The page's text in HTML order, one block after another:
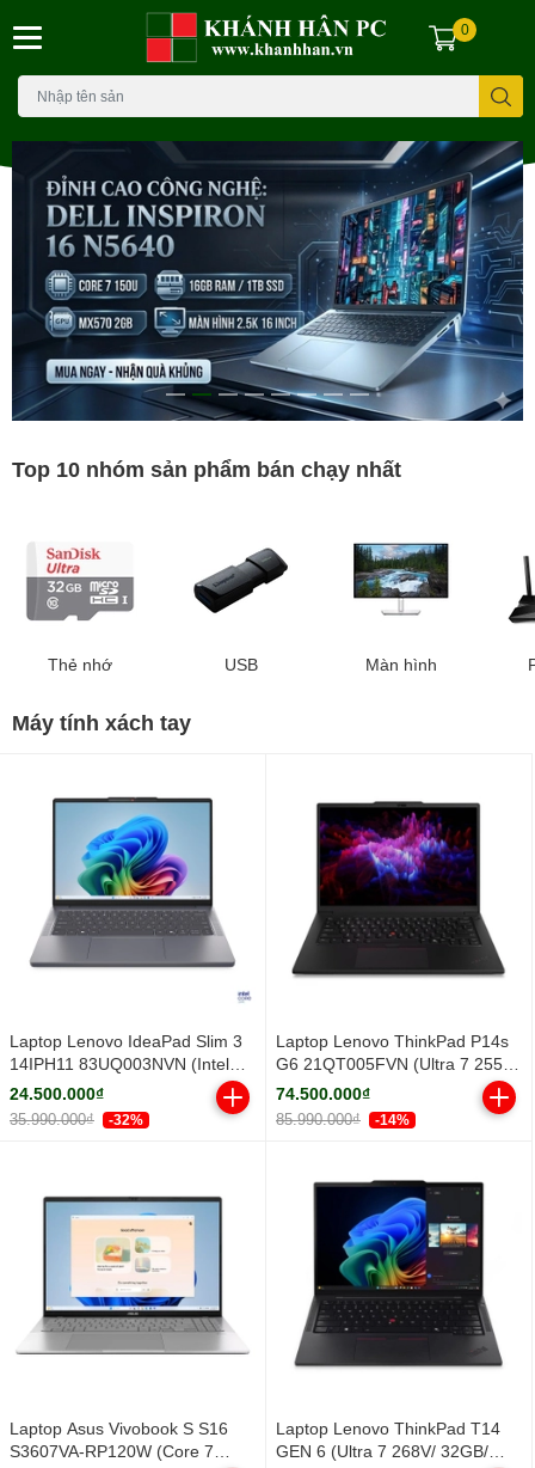
0
Top 10 nhóm sản phẩm bán chạy nhất
Thẻ nhớ USB Màn hình
Máy tính xách tay
Laptop Lenovo IdeaPad Slim 3
14IPH11 83UQ003NVN (Intel
Core Ultra 5 322 | Integrated
Intel® Graphics | 14 inch
WUXGA IPS | 16GB | 512GB |
24.500.000₫
35.990.000₫ -32%
Laptop Lenovo ThinkPad P14s
G6 21QT005FVN (Ultra 7 255H/
32GB/ 1TB SSD/ RTX PRO 500
6GB/ 14.5inch WUXGA/ Win 11
Pro/ Black/ Vỏ nhôm/ 3Y)
74.500.000₫
85.990.000₫ -14%
Laptop Asus Vivobook S S16
S3607VA-RP120W (Core 7
Laptop Lenovo ThinkPad T14
GEN 6 (Ultra 7 268V/ 32GB/